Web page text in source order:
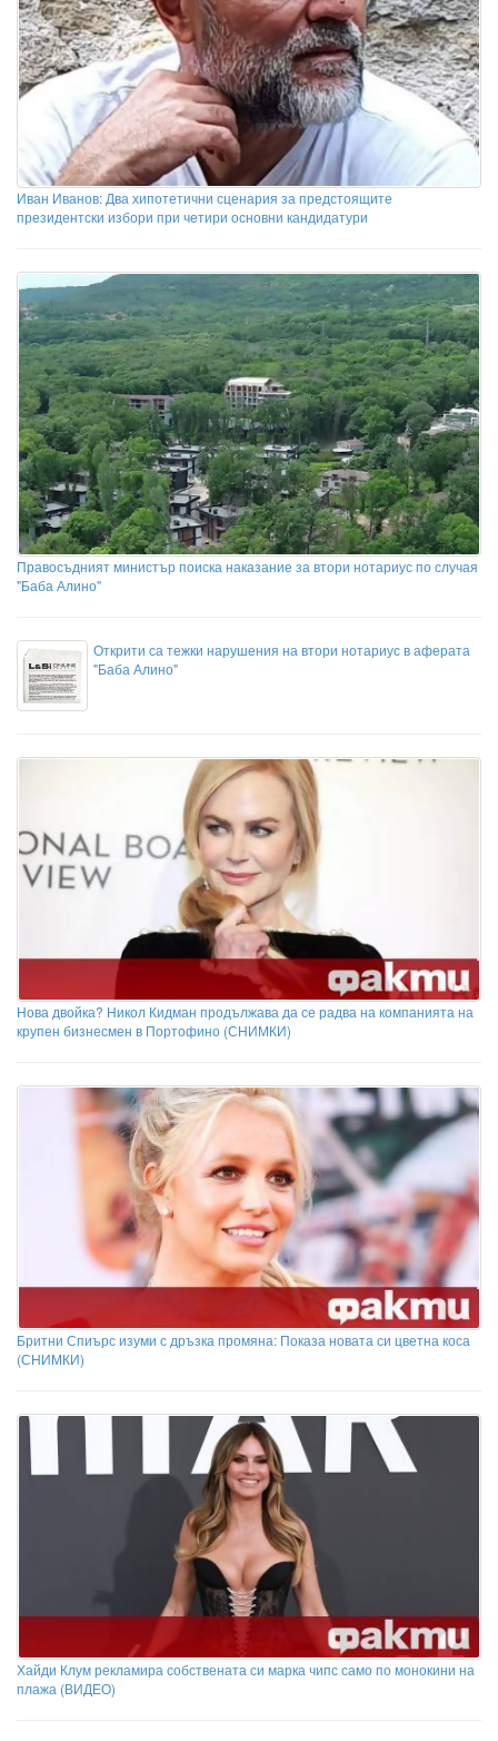
Иван Иванов: Два хипотетични сценария за предстоящите
президентски избори при четири основни кандидатури
Правосъдният министър поиска наказание за втори нотариус по случая
"Баба Алино"
Открити са тежки нарушения на втори нотариус в аферата
"Баба Алино"
Нова двойка? Никол Кидман продължава да се радва на компанията на
крупен бизнесмен в Портофино (СНИМКИ)
Бритни Спиърс изуми с дръзка промяна: Показа новата си цветна коса
(СНИМКИ)
Хайди Клум рекламира собствената си марка чипс само по монокини на
плажа (ВИДЕО)